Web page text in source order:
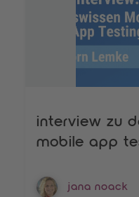
interview zu
mobile app
jana noack